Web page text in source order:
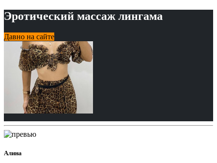
Эротический массаж лингама
Давно на сайте
Алина